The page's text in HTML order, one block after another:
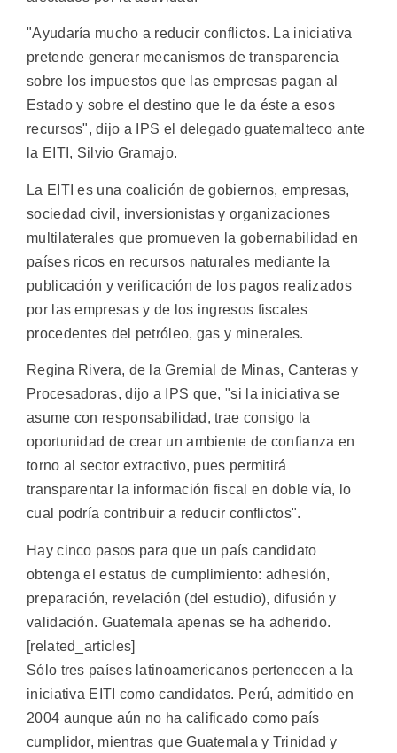
"Ayudaría mucho a reducir conflictos. La iniciativa
pretende generar mecanismos de transparencia
sobre los impuestos que las empresas pagan al
Estado y sobre el destino que le da éste a esos
recursos", dijo a IPS el delegado guatemalteco ante
la EITI, Silvio Gramajo.
La EITI es una coalición de gobiernos, empresas,
sociedad civil, inversionistas y organizaciones
multilaterales que promueven la gobernabilidad en
países ricos en recursos naturales mediante la
publicación y verificación de los pagos realizados
por las empresas y de los ingresos fiscales
procedentes del petróleo, gas y minerales.
Regina Rivera, de la Gremial de Minas, Canteras y
Procesadoras, dijo a IPS que, "si la iniciativa se
asume con responsabilidad, trae consigo la
oportunidad de crear un ambiente de confianza en
torno al sector extractivo, pues permitirá
transparentar la información fiscal en doble vía, lo
cual podría contribuir a reducir conflictos".
Hay cinco pasos para que un país candidato
obtenga el estatus de cumplimiento: adhesión,
preparación, revelación (del estudio), difusión y
validación. Guatemala apenas se ha adherido.
[related_articles]
Sólo tres países latinoamericanos pertenecen a la
iniciativa EITI como candidatos. Perú, admitido en
2004 aunque aún no ha calificado como país
cumplidor, mientras que Guatemala y Trinidad y